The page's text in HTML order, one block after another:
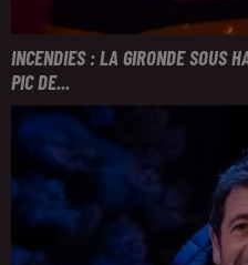
INCENDIES : LA GIRONDE SOUS
PIC DE...